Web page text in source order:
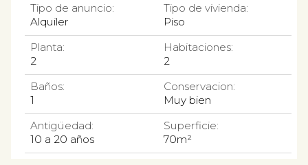
Tipo de anuncio:
Alquiler
Tipo de vivienda:
Piso
Planta:
2
Habitaciones:
2
Baños:
1
Conservacion:
Muy bien
Antigüedad:
10 a 20 años
Superficie:
70m²